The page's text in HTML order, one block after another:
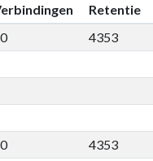
Retentie
4353
4353